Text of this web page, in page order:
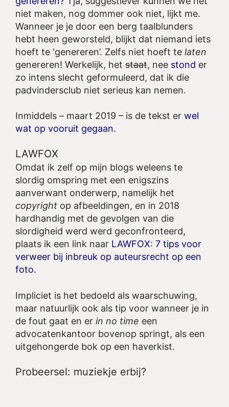
niet maken, nog dommer ook niet, lijkt me.
Wanneer je je door een berg taalblunders
hebt heen geworsteld, blijkt dat niemand iets
hoeft te ‘genereren’. Zelfs niet hoeft te laten
genereren! Werkelijk, het staat, nee stond er
zo intens slecht geformuleerd, dat ik die
padvindersclub niet serieus kan nemen.
Inmiddels – maart 2019 – is de tekst er wel
wat op vooruit gegaan.
LAWFOX
Omdat ik zelf op mijn blogs weleens te
slordig omspring met een enigszins
aanverwant onderwerp, namelijk het
copyright op afbeeldingen, en in 2018
hardhandig met de gevolgen van die
slordigheid werd werd geconfronteerd,
plaats ik een link naar LAWFOX: 7 tips voor
verweer bij inbreuk op auteursrecht op een
foto.
Impliciet is het bedoeld als waarschuwing,
maar natuurlijk ook als tip voor wanneer je in
de fout gaat en er in no time een
advocatenkantoor bovenop springt, als een
uitgehongerde bok op een haverkist.
Probeersel: muziekje erbij?